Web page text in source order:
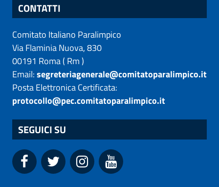
CONTATTI
Comitato Italiano Paralimpico
Via Flaminia Nuova, 830
00191 Roma( Rm)
Email:segreteriagenerale@comitatoparalimpico.it
Posta Elettronica Certificata:
protocollo@pec.comitatoparalimpico.it
SEGUICI SU